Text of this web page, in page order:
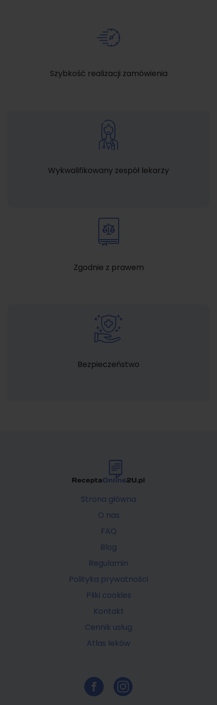
Szybkość realizacji zamówienia
Wykwalifikowany zespół lekarzy
Zgodnie z prawem
Bezpieczeństwo
Strona główna
O nas
FAQ
Blog
Regulamin
Polityka prywatności
Pliki cookies
Kontakt
Cennik usług
Atlas leków